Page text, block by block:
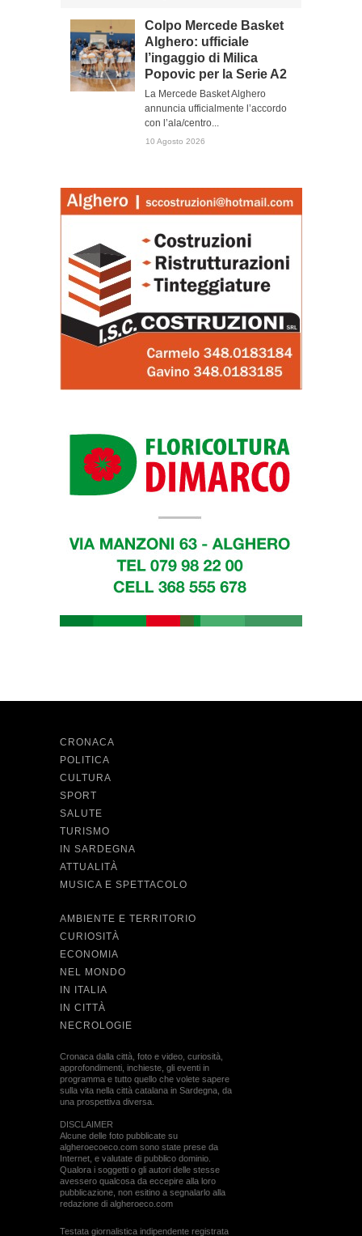
Colpo Mercede Basket
Alghero: ufficiale
l’ingaggio di Milica
Popovic per la Serie A2
La Mercede Basket Alghero
annuncia ufficialmente l’accordo
con l’ala/centro...
10 Agosto 2026
CRONACA
POLITICA
CULTURA
SPORT
SALUTE
TURISMO
IN SARDEGNA
ATTUALITÀ
MUSICA E SPETTACOLO
AMBIENTE E TERRITORIO
CURIOSITÀ
ECONOMIA
NEL MONDO
IN ITALIA
IN CITTÀ
NECROLOGIE
Cronaca dalla città, foto e video, curiosità,
approfondimenti, inchieste, gli eventi in
programma e tutto quello che volete sapere
sulla vita nella città catalana in Sardegna, da
una prospettiva diversa.
DISCLAIMER
Alcune delle foto pubblicate su
algheroecoeco.com sono state prese da
Internet, e valutate di pubblico dominio.
Qualora i soggetti o gli autori delle stesse
avessero qualcosa da eccepire alla loro
pubblicazione, non esitino a segnalarlo alla
redazione di algheroeco.com
Testata giornalistica indipendente registrata